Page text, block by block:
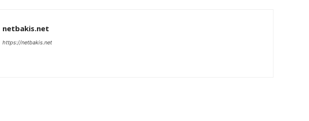
netbakis.net
https://netbakis.net